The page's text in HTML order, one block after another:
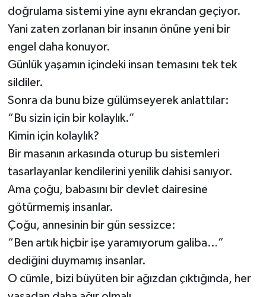
doğrulama sistemi yine aynı ekrandan geçiyor.
Yani zaten zorlanan bir insanın önüne yeni bir
engel daha konuyor.
Günlük yaşamın içindeki insan temasını tek tek
sildiler.
Sonra da bunu bize gülümseyerek anlattılar:
“Bu sizin için bir kolaylık.”
Kimin için kolaylık?
Bir masanın arkasında oturup bu sistemleri
tasarlayanlar kendilerini yenilik dahisi sanıyor.
Ama çoğu, babasını bir devlet dairesine
götürmemiş insanlar.
Çoğu, annesinin bir gün sessizce:
“Ben artık hiçbir işe yaramıyorum galiba…”
dediğini duymamış insanlar.
O cümle, bizi büyüten bir ağızdan çıktığında, her